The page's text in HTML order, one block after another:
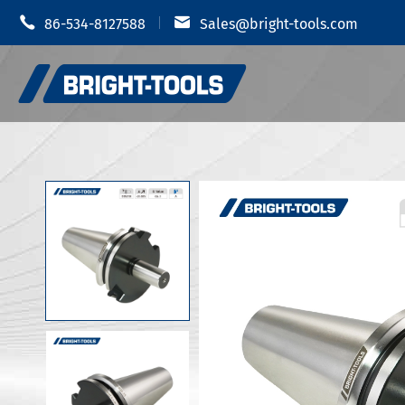
 86-534-8127588  Sales@bright-tools.com
CNC 공구 홀더
정적 및 구동 도구
반대로 진동
도구 홀더 액세서리
축소 적합
JIS B
JIS B
JIS B